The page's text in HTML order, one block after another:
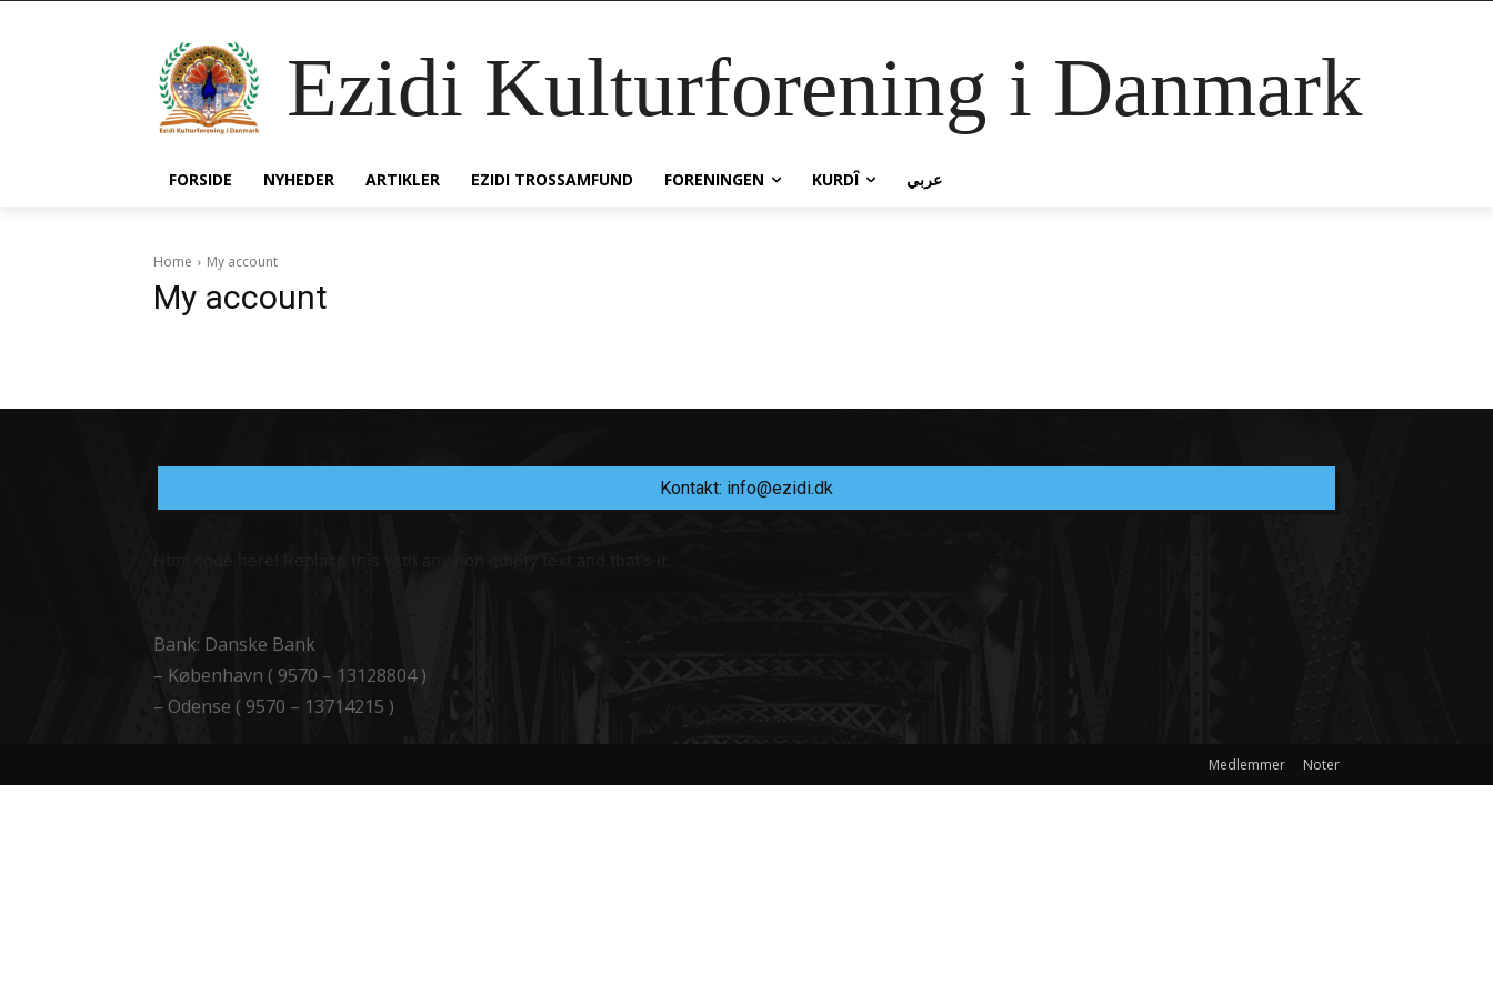
Ezidi Kulturforening i Danmark
FORSIDE NYHEDER ARTIKLER EZIDI TROSSAMFUND FORENINGEN KURDÎ عربي
Home My account
My account
Kontakt: info@ezidi.dk
Bank: Danske Bank
– København ( 9570 – 13128804 )
– Odense ( 9570 – 13714215 )
Medlemmer Noter